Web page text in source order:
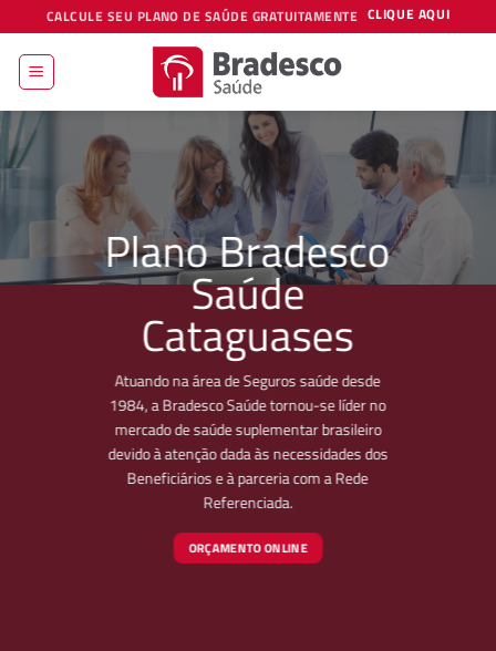
to
content
CALCULE SEU PLANO DE SAÚDE GRATUITAMENTE CLIQUE AQUI
Plano Bradesco
Saúde
Cataguases
Atuando na área de Seguros saúde desde
1984, a Bradesco Saúde tornou-se líder no
mercado de saúde suplementar brasileiro
devido à atenção dada às necessidades dos
Beneficiários e à parceria com a Rede
Referenciada.
ORÇAMENTO ONLINE